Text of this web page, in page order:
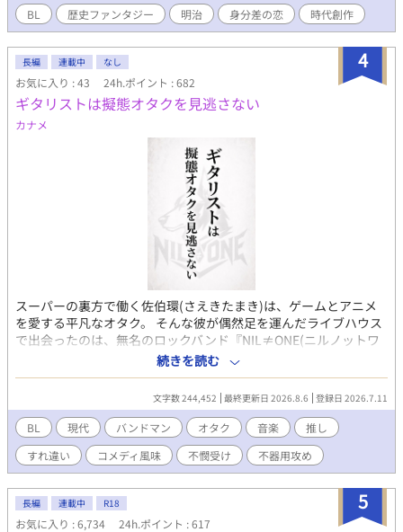
BL 歴史ファンタジー 明治 身分差の恋 時代創作
4
長編 連載中 なし
お気に入り : 43 24h.ポイント : 682
ギタリストは擬態オタクを見逃さない
カナメ
スーパーの裏方で働く佐伯環(さえきたまき)は、ゲームとアニメ
を愛する平凡なオタク。 そんな彼が偶然足を運んだライブハウス
で出会ったのは、無名のロックバンド『NIL≠ONE(ニルノットワ
ン)』だった。 圧倒的な世界観に魅了された環は、maki.という名
前でSNSにライブの感想を書き続ける。 ただし、推しに認知され
るつもりは一切ない。 それから二年。 NIL≠ONEのギターボーカ
ル・鳴海律(なるみりつ)は、誰よりも自分たちの音を見ている奇
妙なファン『maki.』の存在を覚えていた。 そして偶然出会った
一人の男の言葉に、聞き覚えならぬ“見覚え”を感じる。 「……お
前か」 推しにだけは見つかりたくない擬態オタクと、二年間その
言葉を読んでいたギタリスト。 見つけたところから始まる、ギタ
リスト×古参オタクのBL。 ※登場人物は全員成人です。 ※音楽・
ライブハウス等に関する描写は創作上の表現を含みます。
続きを読む
文字数 244,452 最終更新日 2026.8.6 登録日 2026.7.11
BL 現代 バンドマン オタク 音楽
推し
すれ違い
コメディ風味 不憫受け 不器用攻め
5
長編 連載中 R18
お気に入り : 6,734 24h.ポイント : 617